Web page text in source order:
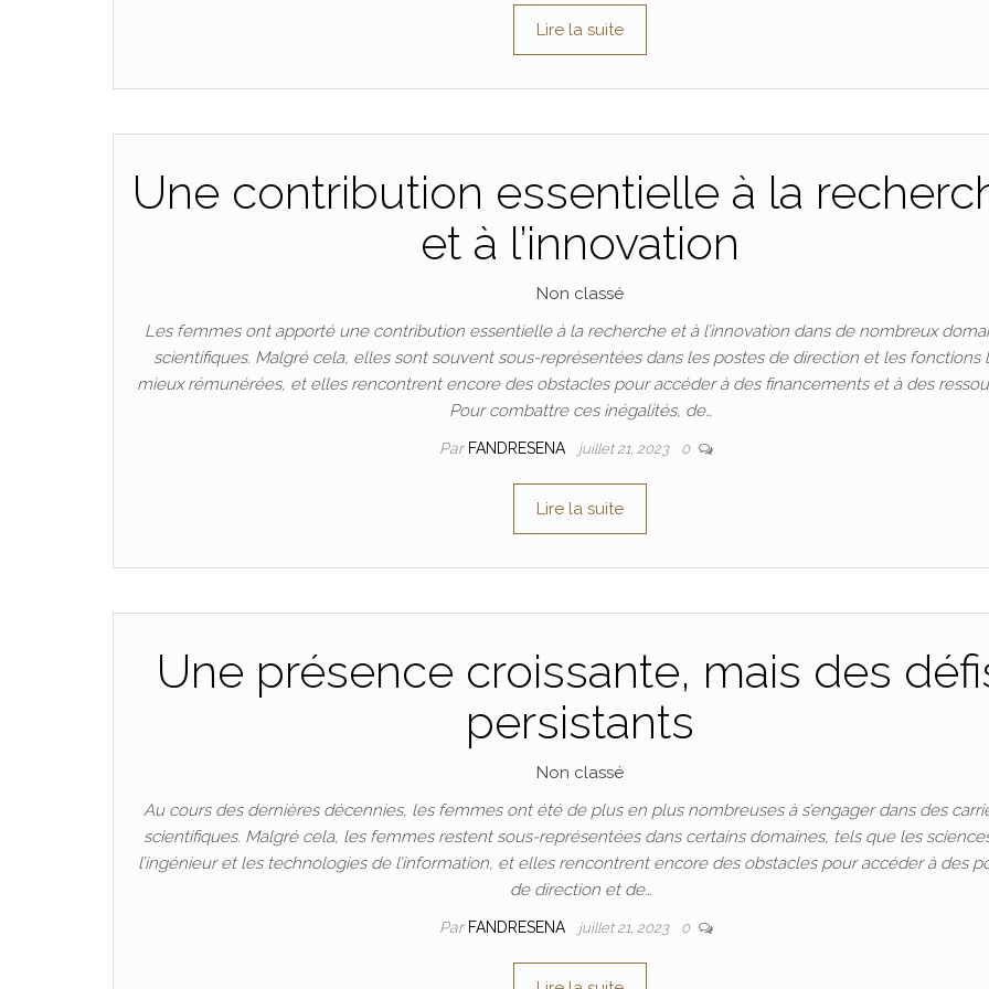
Lire la suite
Une contribution essentielle à la
et à l’innovation
Non classé
Les femmes ont apporté une contribution essentielle à la recherche et à l’innovation dans de nombreux
scientifiques. Malgré cela, elles sont souvent sous-représentées dans les postes de direction et les fonctions
mieux rémunérées, et elles rencontrent encore des obstacles pour accéder à des financements et à des
Pour combattre ces inégalités, de…
Par FANDRESENA juillet 21, 2023 0
Lire la suite
Une présence croissante, mais des
persistants
Non classé
Au cours des dernières décennies, les femmes ont été de plus en plus nombreuses à s’engager dans des
scientifiques. Malgré cela, les femmes restent sous-représentées dans certains domaines, tels que les
l’ingénieur et les technologies de l’information, et elles rencontrent encore des obstacles pour accéder à des
de direction et de…
Par FANDRESENA juillet 21, 2023 0